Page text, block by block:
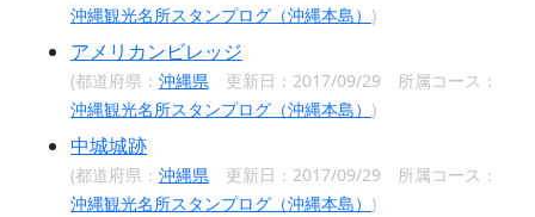
沖縄観光名所スタンプログ（沖縄本島） )
アメリカンビレッジ
(都道府県： 沖縄県 更新日：2017/09/29 所属コース：
沖縄観光名所スタンプログ（沖縄本島） )
中城城跡
(都道府県： 沖縄県 更新日：2017/09/29 所属コース：
沖縄観光名所スタンプログ（沖縄本島） )